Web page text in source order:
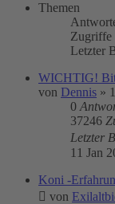
Themen
Zugriffe
Letzter
WICHTIG!
von Dennis »
0
37246
Letzter
11 Jan
Koni -
von